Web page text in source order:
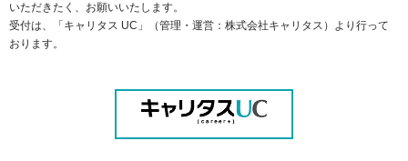
いただきたく、お願いいたします。
受付は、「キャリタス UC」（管理・運営：株式会社キャリタス）より行って
おります。